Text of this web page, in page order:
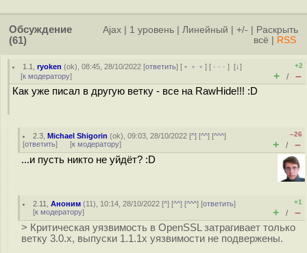
Обсуждение
(61)
Ajax 1 уровень Линейный +/-
Раскрыть
всё
RSS
1.1 ,ryoken (ok), 08:45, 28/10/2022 [ответить] [ ﹢﹢﹢] [ · · ·][↓]
[к модератору]
+2
+ / –
Как уже писал в другую ветку - все на RawHide!!! :D
2.3 ,Michael Shigorin (ok), 09:03, 28/10/2022 [^] [^^] [^^^]
[ответить] [к модератору]
–26
+ / –
...и пусть никто не уйдёт? :D
2.11 ,Аноним (11), 10:14, 28/10/2022 [^] [^^] [^^^] [ответить]
[к модератору]
+1
+ / –
> Критическая уязвимость в OpenSSL затрагивает только
ветку 3.0.x, выпуски 1.1.1x уязвимости не подвержены.